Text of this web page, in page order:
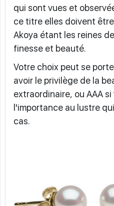
qui sont vues et
ce titre elles doivent
Akoya étant les reines
finesse et beauté.
Votre choix peut se
avoir le privilège de la
extraordinaire, ou AAA
l'importance au lustre
cas.